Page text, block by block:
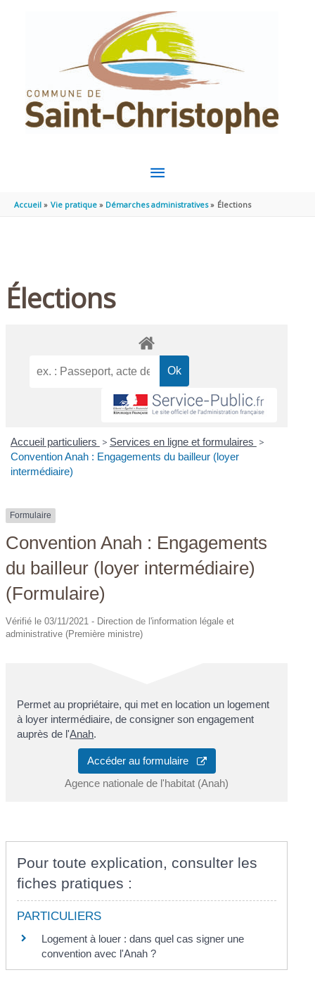
MENU
PRINCIPAL
Accueil Vie pratique Démarches administratives Élections
Élections
Accueil particuliers > Services en ligne et formulaires >
Convention Anah : Engagements du bailleur (loyer
intermédiaire)
Formulaire
Convention Anah : Engagements
du bailleur (loyer intermédiaire)
(Formulaire)
Vérifié le 03/11/2021 - Direction de l'information légale et
administrative (Première ministre)
Permet au propriétaire, qui met en location un logement
à loyer intermédiaire, de consigner son engagement
auprès de l'Anah.
Accéder au formulaire
Agence nationale de l'habitat (Anah)
Pour toute explication, consulter les
fiches pratiques :
PARTICULIERS
Logement à louer : dans quel cas signer une
convention avec l'Anah ?